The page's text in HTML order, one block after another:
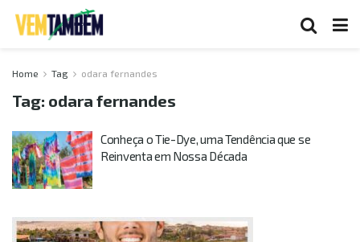
Home Tag odara fernandes
Tag: odara fernandes
Conheça o Tie-Dye, uma Tendência que se
Reinventa em Nossa Década